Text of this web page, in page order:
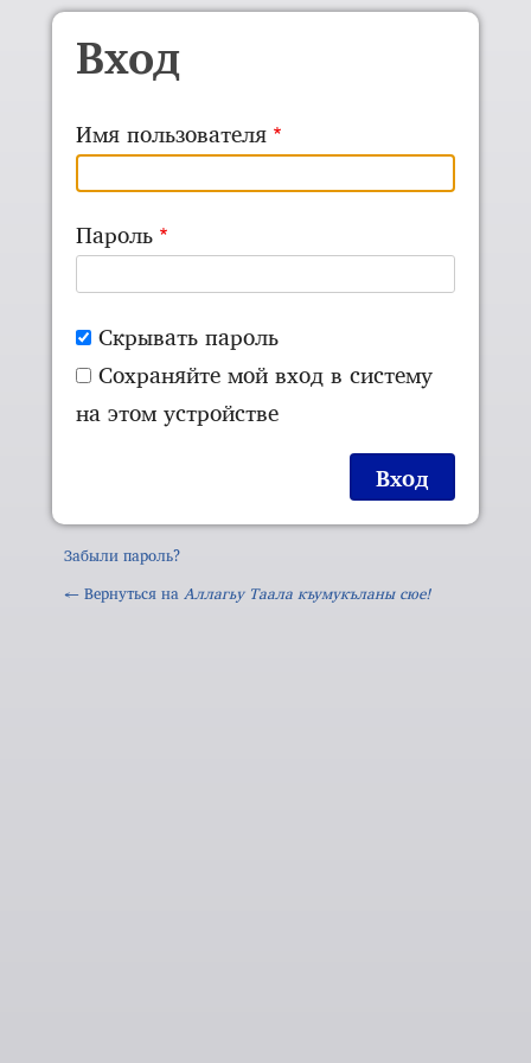
Skip to main content
Вход
Имя пользователя
Пароль
Скрывать пароль
Сохраняйте мой вход в систему
на этом устройстве
Забыли пароль?
← Вернуться на Аллагьy Таала къумукъланы сюе!